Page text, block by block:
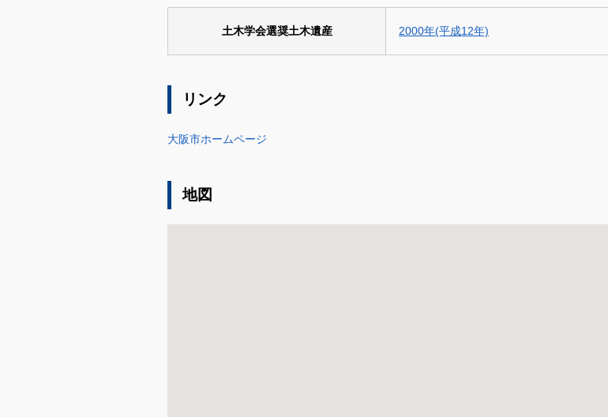
土木学会選奨土木遺産 2000年(平成12年)
リンク
大阪市ホームページ
地図